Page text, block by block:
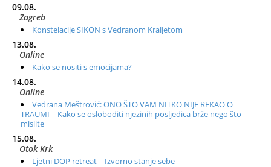
09.08.
Zagreb
Konstelacije SIKON s Vedranom Kraljetom
13.08.
Online
Kako se nositi s emocijama?
14.08.
Online
Vedrana Meštrović: ONO ŠTO VAM NITKO NIJE REKAO O
TRAUMI – Kako se osloboditi njezinih posljedica brže nego što
mislite
15.08.
Otok Krk
Ljetni DOP retreat – Izvorno stanje sebe